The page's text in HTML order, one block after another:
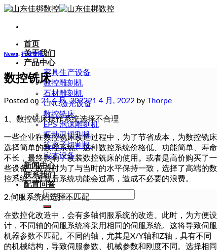
Skip
content
首页
关于我们
产品中心
家具生产设备
数控雕刻机
石材雕刻机
CNC激光设备
数控铣床
EPS 泡沫雕刻机
振动刀切割机
等离子切割机
实木设备
新闻中心
联系我们
配置问答
Search
for:
News, 行业资讯
数控铣床
Posted on 21 4 月, 202221 4 月, 2022 by Thorpe
1、数控铣床操作系统选择不合理
一些企业在数控铣床改造过程中，为了节省成本，为数控铣床
选择简单的数控系统。这种数控系统价格低、功能简单、寿命
不长，最终影响了改装数控铣床的使用。或者是高价购买了一
些设备，改造时为了与当时的水平保持一致，选择了高端的数
控系统。改造后系统功能会过高，造成不必要的浪费。
2.伺服系统的选择不匹配
在数控化改造中，会有多轴伺服系统的改造。此时，为方便设
计，不同轴的伺服系统将采用相同的伺服系统。这将导致伺服
机器参数不匹配。不同的轴，尤其是X/Y轴和Z轴，具有不同
的机械结构，导致伺服参数、机械参数和刚度不同。选择相同